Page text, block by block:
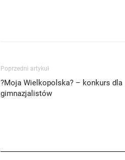
Poprzedni artykuł
?Moja Wielkopolska? – konkurs dla
gimnazjalistów